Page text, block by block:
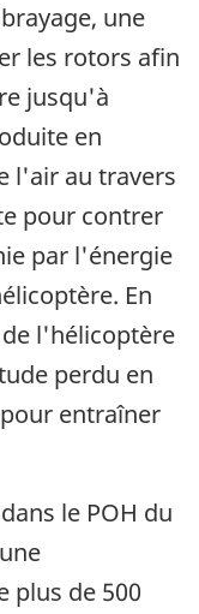
une
les rotors afin
jusqu'à
en
l'air au travers
pour contrer
par l'énergie
En
l'hélicoptère
perdu en
entraîner
le POH du
plus de 500